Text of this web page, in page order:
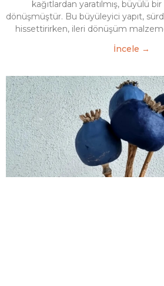
kağıtlardan yaratılmış, büyülü
dönüşmüştür. Bu büyüleyici yapıt,
hissettirirken, ileri dönüşüm
İncele →